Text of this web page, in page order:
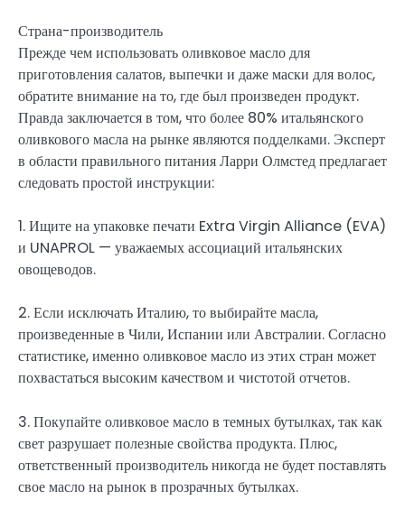
Страна-производитель
Прежде чем использовать оливковое масло для
приготовления салатов, выпечки и даже маски для волос,
обратите внимание на то, где был произведен продукт.
Правда заключается в том, что более 80% итальянского
оливкового масла на рынке являются подделками. Эксперт
в области правильного питания Ларри Олмстед предлагает
следовать простой инструкции:
1. Ищите на упаковке печати Extra Virgin Alliance (EVA)
и UNAPROL — уважаемых ассоциаций итальянских
овощеводов.
2. Если исключать Италию, то выбирайте масла,
произведенные в Чили, Испании или Австралии. Согласно
статистике, именно оливковое масло из этих стран может
похвастаться высоким качеством и чистотой отчетов.
3. Покупайте оливковое масло в темных бутылках, так как
свет разрушает полезные свойства продукта. Плюс,
ответственный производитель никогда не будет поставлять
свое масло на рынок в прозрачных бутылках.